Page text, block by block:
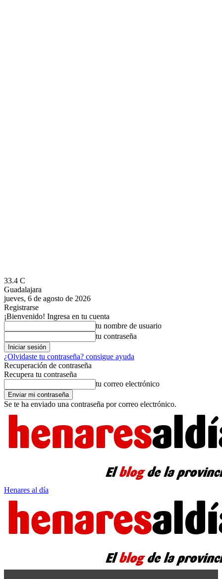
33.4 C
Guadalajara
jueves, 6 de agosto de 2026
Registrarse
¡Bienvenido! Ingresa en tu cuenta
tu nombre de usuario
tu contraseña
¿Olvidaste tu contraseña? consigue ayuda
Recuperación de contraseña
Recupera tu contraseña
tu correo electrónico
Se te ha enviado una contraseña por correo electrónico.
Henares al día